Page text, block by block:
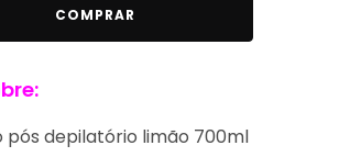
COMPRAR
pós depilatório limão 700ml